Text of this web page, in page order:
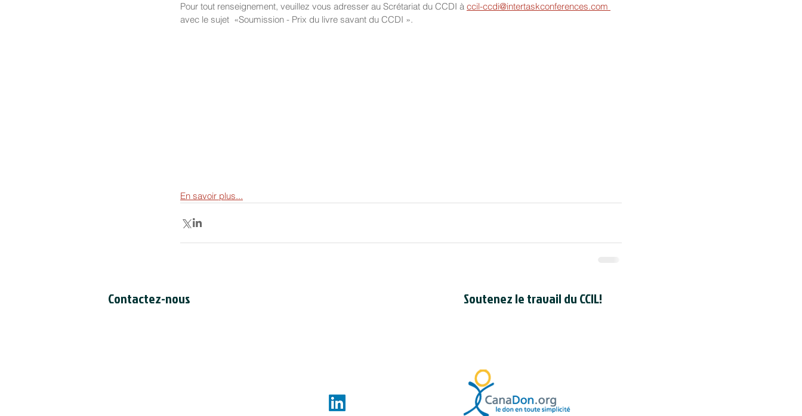
Pour tout renseignement, veuillez vous adresser au Scrétariat du CCDI à ccil-ccdi@intertaskconferences.com
avec le sujet  «Soumission - Prix du livre savant du CCDI ».
En savoir plus...
Contactez-nous Soutenez le travail du CCIL!